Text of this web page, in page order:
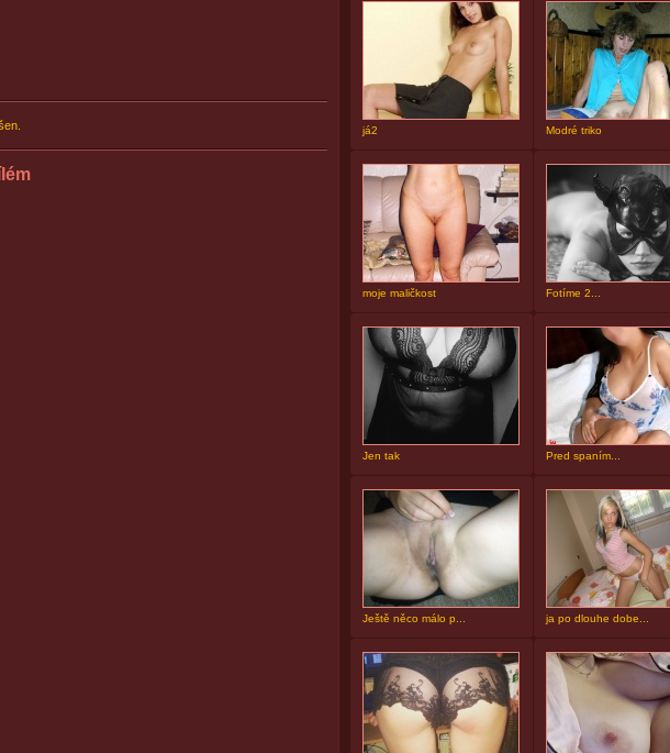
já2 Modré triko
moje maličkost Fotíme 2...
Jen tak Pred spaním...
Ještě něco málo p... ja po dlouhe dobe...